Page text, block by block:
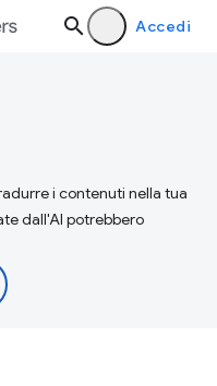
Accedi
i contenuti nella tua
dall'AI potrebbero